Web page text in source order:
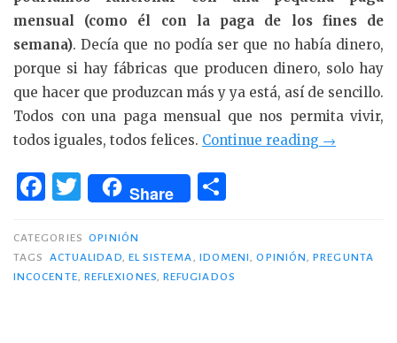
mensual (como él con la paga de los fines de
semana). Decía que no podía ser que no había dinero,
porque si hay fábricas que producen dinero, solo hay
que hacer que produzcan más y ya está, así de sencillo.
Todos con una paga mensual que nos permita vivir,
todos iguales, todos felices. Continue reading «El
→
F
c
e
T
w
it
te
Share
p
CATEGORIES OPINIÓN
TAGS
ACTUALIDAD, EL SISTEMA, IDOMENI,OPINIÓN,PREGUNTA
INCOCENTE, REFLEXIONES, REFUGIADOS